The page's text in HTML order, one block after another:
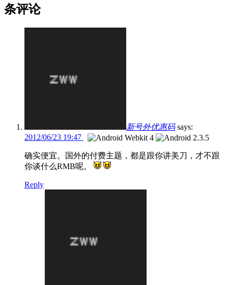
条评论
新号外优惠码 says:
2012/06/23 19:47
确实便宜。国外的付费主题，都是跟你讲美刀，才不跟
你谈什么RMB呢。
Reply